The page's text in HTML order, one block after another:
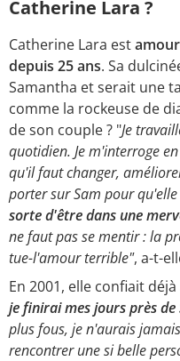
Catherine Lara ?
Catherine Lara est
depuis 25 ans. Sa
Samantha et serait une
comme la rockeuse de
de son couple ? "Je
quotidien. Je m'interroge
qu'il faut changer,
porter sur Sam pour
sorte d'être dans une
ne faut pas se mentir : la
tue-l'amour terrible", a-t-
En 2001, elle confiait déjà
je finirai mes jours près de
plus fous, je n'aurais
rencontrer une si belle